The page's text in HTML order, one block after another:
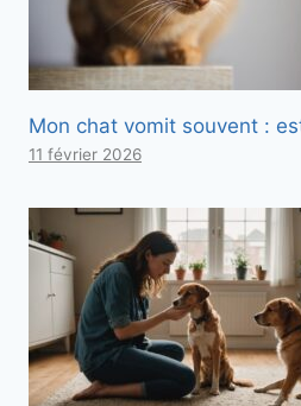
Mon chat vomit souvent :
11 février 2026